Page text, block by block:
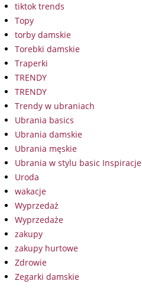
tiktok trends
Topy
torby damskie
Torebki damskie
Traperki
TRENDY
TRENDY
Trendy w ubraniach
Ubrania basics
Ubrania damskie
Ubrania męskie
Ubrania w stylu basic Inspiracje
Uroda
wakacje
Wyprzedaż
Wyprzedaże
zakupy
zakupy hurtowe
Zdrowie
Zegarki damskie